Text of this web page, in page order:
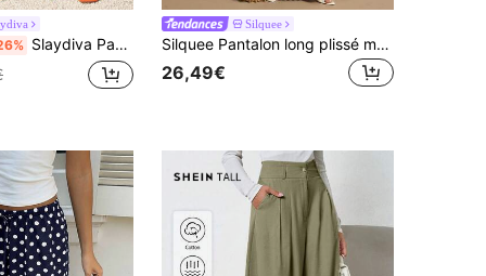
Slaydiva Pantalon imprimé décontracté pour femmes, convient pour les festivals de musique, Pâques, Nashville, style western, style nomade, fêtes d'anniversaire, saison de remise des diplômes, tenue étudiante, sorties quotidiennes, polyvalent, loisirs, vacances, croisière, plage, bronzage, imprimés de vacances, imprimé léopard
Silquee
Silquee Pantalon long plissé métallique pour femmes, printemps/été
26,49€